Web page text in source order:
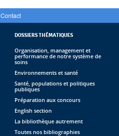
Contact
DOSSIERS THÉMATIQUES
Organisation, management et
performance de notre système de
soins
Environnements et santé
Santé, populations et politiques
publiques
Préparation aux concours
English section
La bibliothèque autrement
Toutes nos bibliographies